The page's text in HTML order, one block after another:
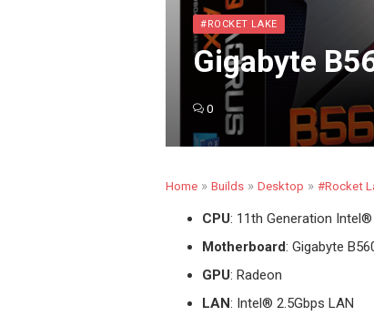
#ROCKET LAKE
Gigabyte
0
Home » Builds » Desktop » #Rocket
CPU: 11th Generation Intel®
Motherboard: Gigabyte
GPU: Radeon
LAN: Intel® 2.5Gbps LAN